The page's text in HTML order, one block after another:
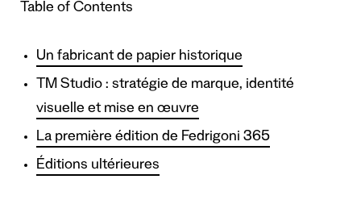
Table of Contents
Un fabricant de papier historique
TM Studio : stratégie de marque, identité
visuelle et mise en œuvre
La première édition de Fedrigoni 365
Éditions ultérieures